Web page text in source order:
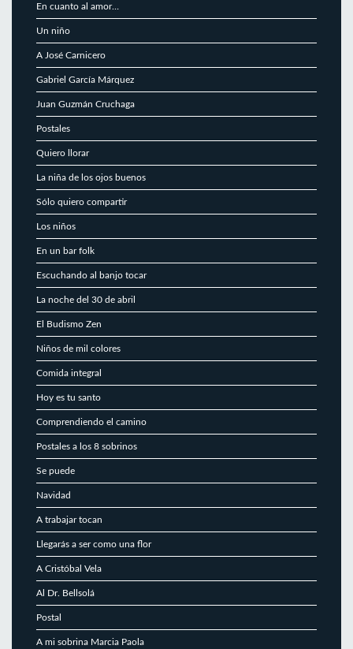
En cuanto al amor…
Un niño
A José Carnicero
Gabriel García Márquez
Juan Guzmán Cruchaga
Postales
Quiero llorar
La niña de los ojos buenos
Sólo quiero compartir
Los niños
En un bar folk
Escuchando al banjo tocar
La noche del 30 de abril
El Budismo Zen
Niños de mil colores
Comida integral
Hoy es tu santo
Comprendiendo el camino
Postales a los 8 sobrinos
Se puede
Navidad
A trabajar tocan
Llegarás a ser como una flor
A Cristóbal Vela
Al Dr. Bellsolá
Postal
A mi sobrina Marcia Paola